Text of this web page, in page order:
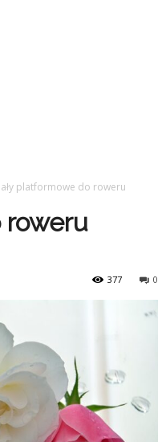
platformowe do roweru
roweru
0
377